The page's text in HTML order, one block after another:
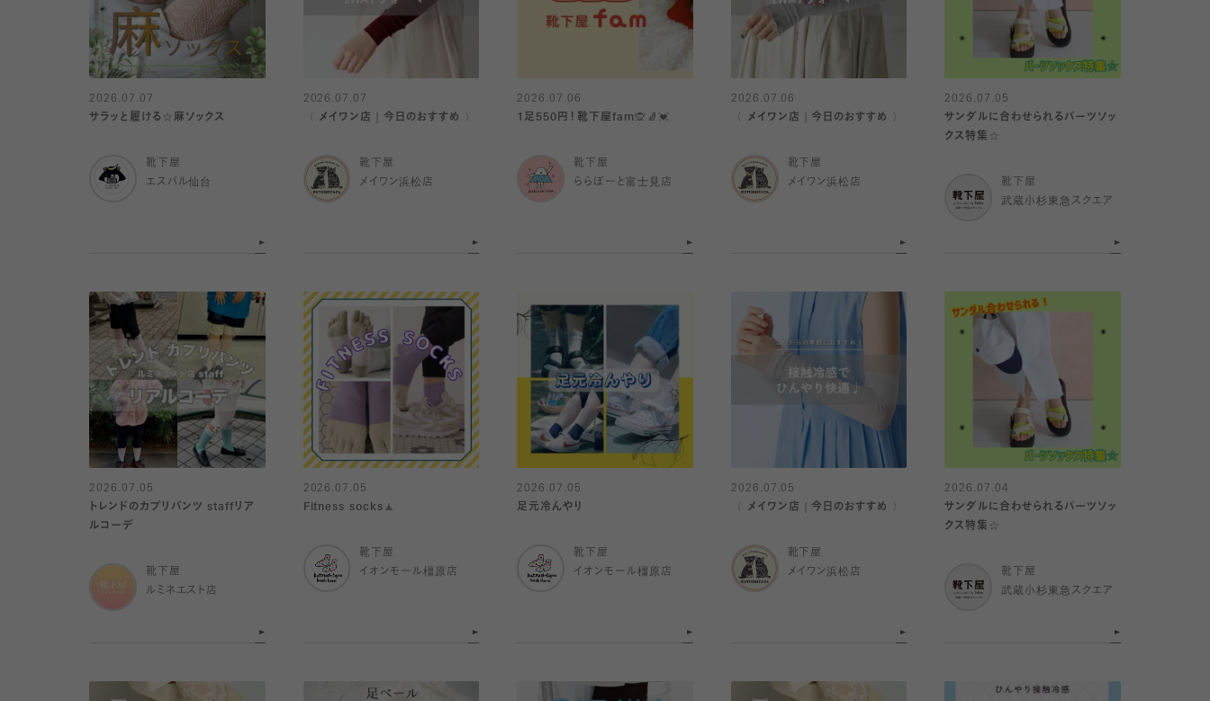
2026.07.07
サラッと履ける☆麻ソックス
靴下屋
エスパル仙台
2026.07.07
〈 メイワン店｜今日のおすすめ 〉
靴下屋
メイワン浜松店
2026.07.06
1足550円！靴下屋fam🙊🧦💓
靴下屋
ららぽーと富士見店
2026.07.06
〈 メイワン店｜今日のおすすめ 〉
靴下屋
メイワン浜松店
2026.07.05
サンダルに合わせられるパーツソッ
クス特集☆
靴下屋
武蔵小杉東急スクエア
2026.07.05
トレンドのカプリパンツ staffリア
ルコーデ
靴下屋
ルミネエスト店
2026.07.05
Fitness socks🧘
靴下屋
イオンモール橿原店
2026.07.05
足元冷んやり
靴下屋
イオンモール橿原店
2026.07.05
〈 メイワン店｜今日のおすすめ 〉
靴下屋
メイワン浜松店
2026.07.04
サンダルに合わせられるパーツソッ
クス特集☆
靴下屋
武蔵小杉東急スクエア